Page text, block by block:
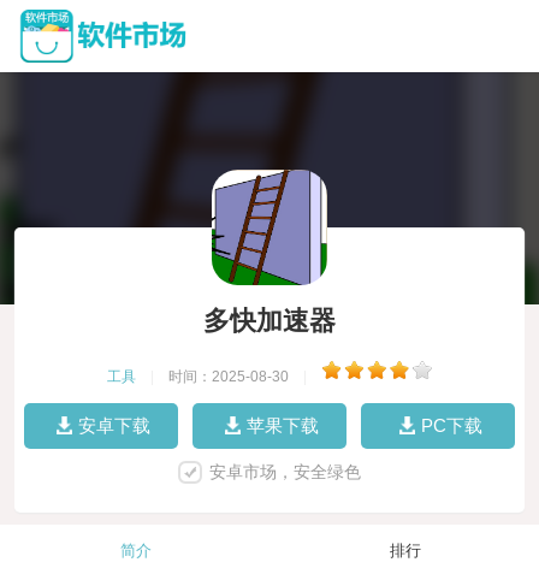
多快加速器
工具 时间：2025-08-30
安卓下载 苹果下载 PC下载
安卓市场，安全绿色
简介 排行